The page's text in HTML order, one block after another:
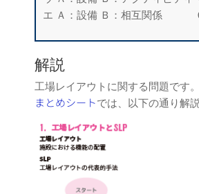
エ Ａ：設備 Ｂ：相互関係 Ｃ
解説
工場レイアウトに関する問題です。
まとめシートでは、以下の通り解